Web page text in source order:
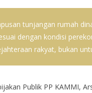
tunjangan rumah
dengan kondisi
rakyat, bukan
Publik PP KAMMI,